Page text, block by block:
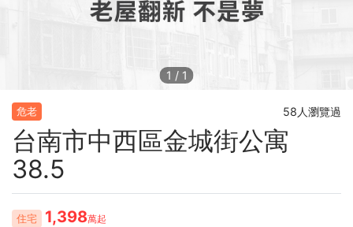
1 / 1
危老 58人瀏覽過
台南市中西區金城街公寓
38.5
住宅 1,398萬起